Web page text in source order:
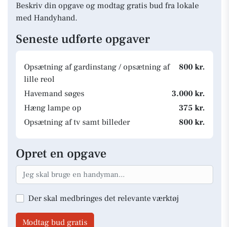
Beskriv din opgave og modtag gratis bud fra lokale
med Handyhand.
Seneste udførte opgaver
Opsætning af gardinstang / opsætning af
lille reol
800 kr.
Havemand søges
3.000 kr.
Hæng lampe op
375 kr.
Opsætning af tv samt billeder
800 kr.
Opret en opgave
Der skal medbringes det relevante værktøj
Modtag bud gratis